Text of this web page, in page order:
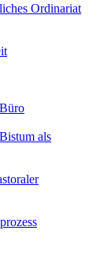
Ordinariat
als